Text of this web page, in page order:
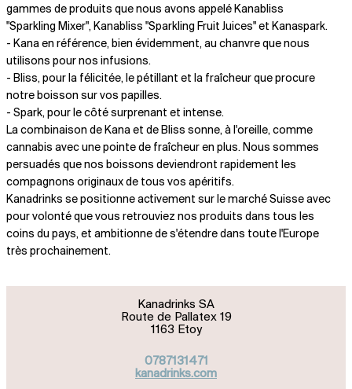
gammes de produits que nous avons appelé Kanabliss
"Sparkling Mixer", Kanabliss "Sparkling Fruit Juices" et Kanaspark.
- Kana en référence, bien évidemment, au chanvre que nous
utilisons pour nos infusions.
- Bliss, pour la félicitée, le pétillant et la fraîcheur que procure
notre boisson sur vos papilles.
- Spark, pour le côté surprenant et intense.
La combinaison de Kana et de Bliss sonne, à l'oreille, comme
cannabis avec une pointe de fraîcheur en plus. Nous sommes
persuadés que nos boissons deviendront rapidement les
compagnons originaux de tous vos apéritifs.
Kanadrinks se positionne activement sur le marché Suisse avec
pour volonté que vous retrouviez nos produits dans tous les
coins du pays, et ambitionne de s'étendre dans toute l'Europe
très prochainement.
Kanadrinks SA
Route de Pallatex 19
1163 Etoy
0787131471
kanadrinks.com